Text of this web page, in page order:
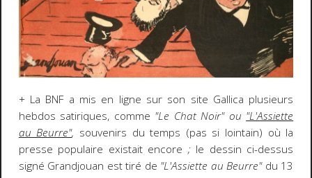
+ La BNF a mis en ligne sur son site Gallica plusieurs
hebdos satiriques, comme "Le Chat Noir" ou "L'Assiette
au Beurre", souvenirs du temps (pas si lointain) où la
presse populaire existait encore ; le dessin ci-dessus
signé Grandjouan est tiré de "L'Assiette au Beurre"du 13